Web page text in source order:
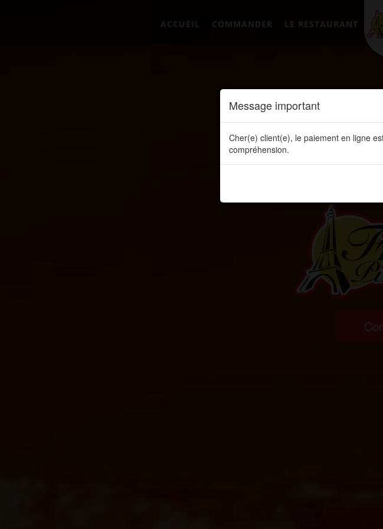
ACCUEIL COMMANDER LE RESTAURANT
Message important
Cher(e) client(e), le paiement en ligne
compréhension.